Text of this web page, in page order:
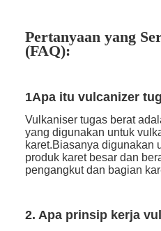
Pertanyaan yang
(FAQ):
1Apa itu vulcanizer
Vulkaniser tugas berat
yang digunakan untuk
karet.Biasanya digunakan
produk karet besar dan
pengangkut dan bagian
2. Apa prinsip kerja